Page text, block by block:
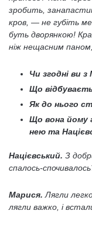
зробить,
кров, — не губіть
буть дворянкою!
ніж нещасним
Чи згодні ви
Що
Як до нього
Що вона йому
нею та
Націєвський. З
спалось-
Марися. Лягли
лягли важко, і